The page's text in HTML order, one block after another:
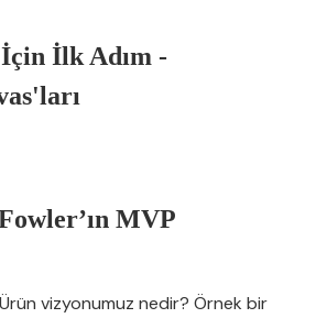
İlk Adım -
MVP
Ürün vizyonumuz nedir? Örnek bir